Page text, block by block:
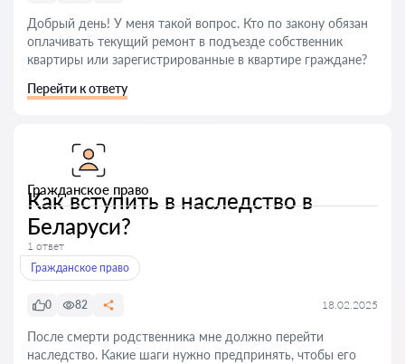
Добрый день! У меня такой вопрос. Кто по закону обязан
оплачивать текущий ремонт в подъезде собственник
квартиры или зарегистрированные в квартире граждане?
Перейти к ответу
Гражданское право
Как вступить в наследство в
Беларуси?
1 ответ
Гражданское право
0 82 18.02.2025
После смерти родственника мне должно перейти
наследство. Какие шаги нужно предпринять, чтобы его